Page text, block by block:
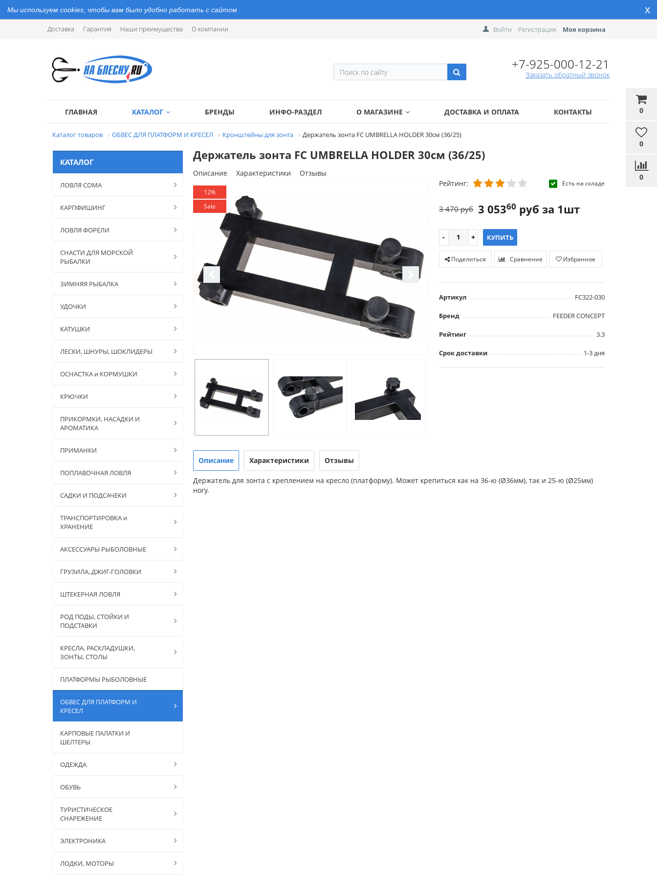
Мы используем cookies, чтобы вам было удобно работать с сайтом x
Доставка Гарантия Наши преимущества О компании
0
0
0
Войти Регистрация Моя корзина
+7-925-000-12-21
Заказать обратный звонок
ГЛАВНАЯ КАТАЛОГ БРЕНДЫ ИНФО-РАЗДЕЛ О МАГАЗИНЕ ДОСТАВКА И ОПЛАТА КОНТАКТЫ
Каталог товаров ОБВЕС ДЛЯ ПЛАТФОРМ И КРЕСЕЛ Кронштейны для зонта Держатель зонта FC UMBRELLA HOLDER 30см (36/25)
КАТАЛОГ
ЛОВЛЯ СОМА
КАРПФИШИНГ
ЛОВЛЯ ФОРЕЛИ
СНАСТИ ДЛЯ МОРСКОЙ
РЫБАЛКИ
ЗИМНЯЯ РЫБАЛКА
УДОЧКИ
КАТУШКИ
ЛЕСКИ, ШНУРЫ, ШОКЛИДЕРЫ
ОСНАСТКА и КОРМУШКИ
КРЮЧКИ
ПРИКОРМКИ, НАСАДКИ И
АРОМАТИКА
ПРИМАНКИ
ПОПЛАВОЧНАЯ ЛОВЛЯ
САДКИ И ПОДСАЧЕКИ
ТРАНСПОРТИРОВКА и
ХРАНЕНИЕ
АКСЕССУАРЫ РЫБОЛОВНЫЕ
ГРУЗИЛА, ДЖИГ-ГОЛОВКИ
ШТЕКЕРНАЯ ЛОВЛЯ
РОД ПОДЫ, СТОЙКИ И
ПОДСТАВКИ
КРЕСЛА, РАСКЛАДУШКИ,
ЗОНТЫ, СТОЛЫ
ПЛАТФОРМЫ РЫБОЛОВНЫЕ
ОБВЕС ДЛЯ ПЛАТФОРМ И
КРЕСЕЛ
КАРПОВЫЕ ПАЛАТКИ И
ШЕЛТЕРЫ
ОДЕЖДА
ОБУВЬ
ТУРИСТИЧЕСКОЕ
СНАРЕЖЕНИЕ
ЭЛЕКТРОНИКА
ЛОДКИ, МОТОРЫ
Держатель зонта FC UMBRELLA HOLDER 30см (36/25)
Описание Характеристики Отзывы
12%
Sale
Рейтинг: Есть на складе
3 05360 руб за 1шт
3 470 руб
КУПИТЬ
Поделиться Сравнение Избранное
Артикул FC322-030
Бренд FEEDER CONCEPT
Рейтинг 3.3
Срок доставки 1-3 дня
Описание Характеристики Отзывы
Держатель для зонта с креплением на кресло (платформу). Может крепиться как на 36-ю (Ø36мм), так и 25-ю (Ø25мм)
ногу.